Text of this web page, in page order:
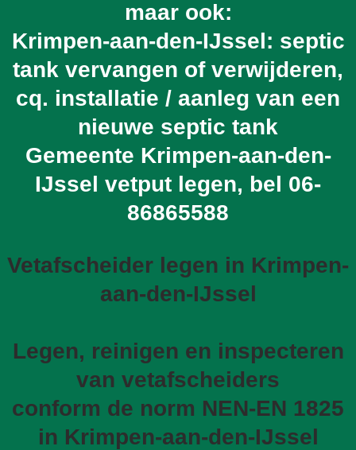
maar ook:
Krimpen-aan-den-IJssel: septic
tank vervangen of verwijderen,
cq. installatie / aanleg van een
nieuwe septic tank
Gemeente Krimpen-aan-den-
IJssel vetput legen, bel 06-
86865588
Vetafscheider legen in Krimpen-
aan-den-IJssel
Legen, reinigen en inspecteren
van vetafscheiders
conform de norm NEN-EN 1825
in Krimpen-aan-den-IJssel